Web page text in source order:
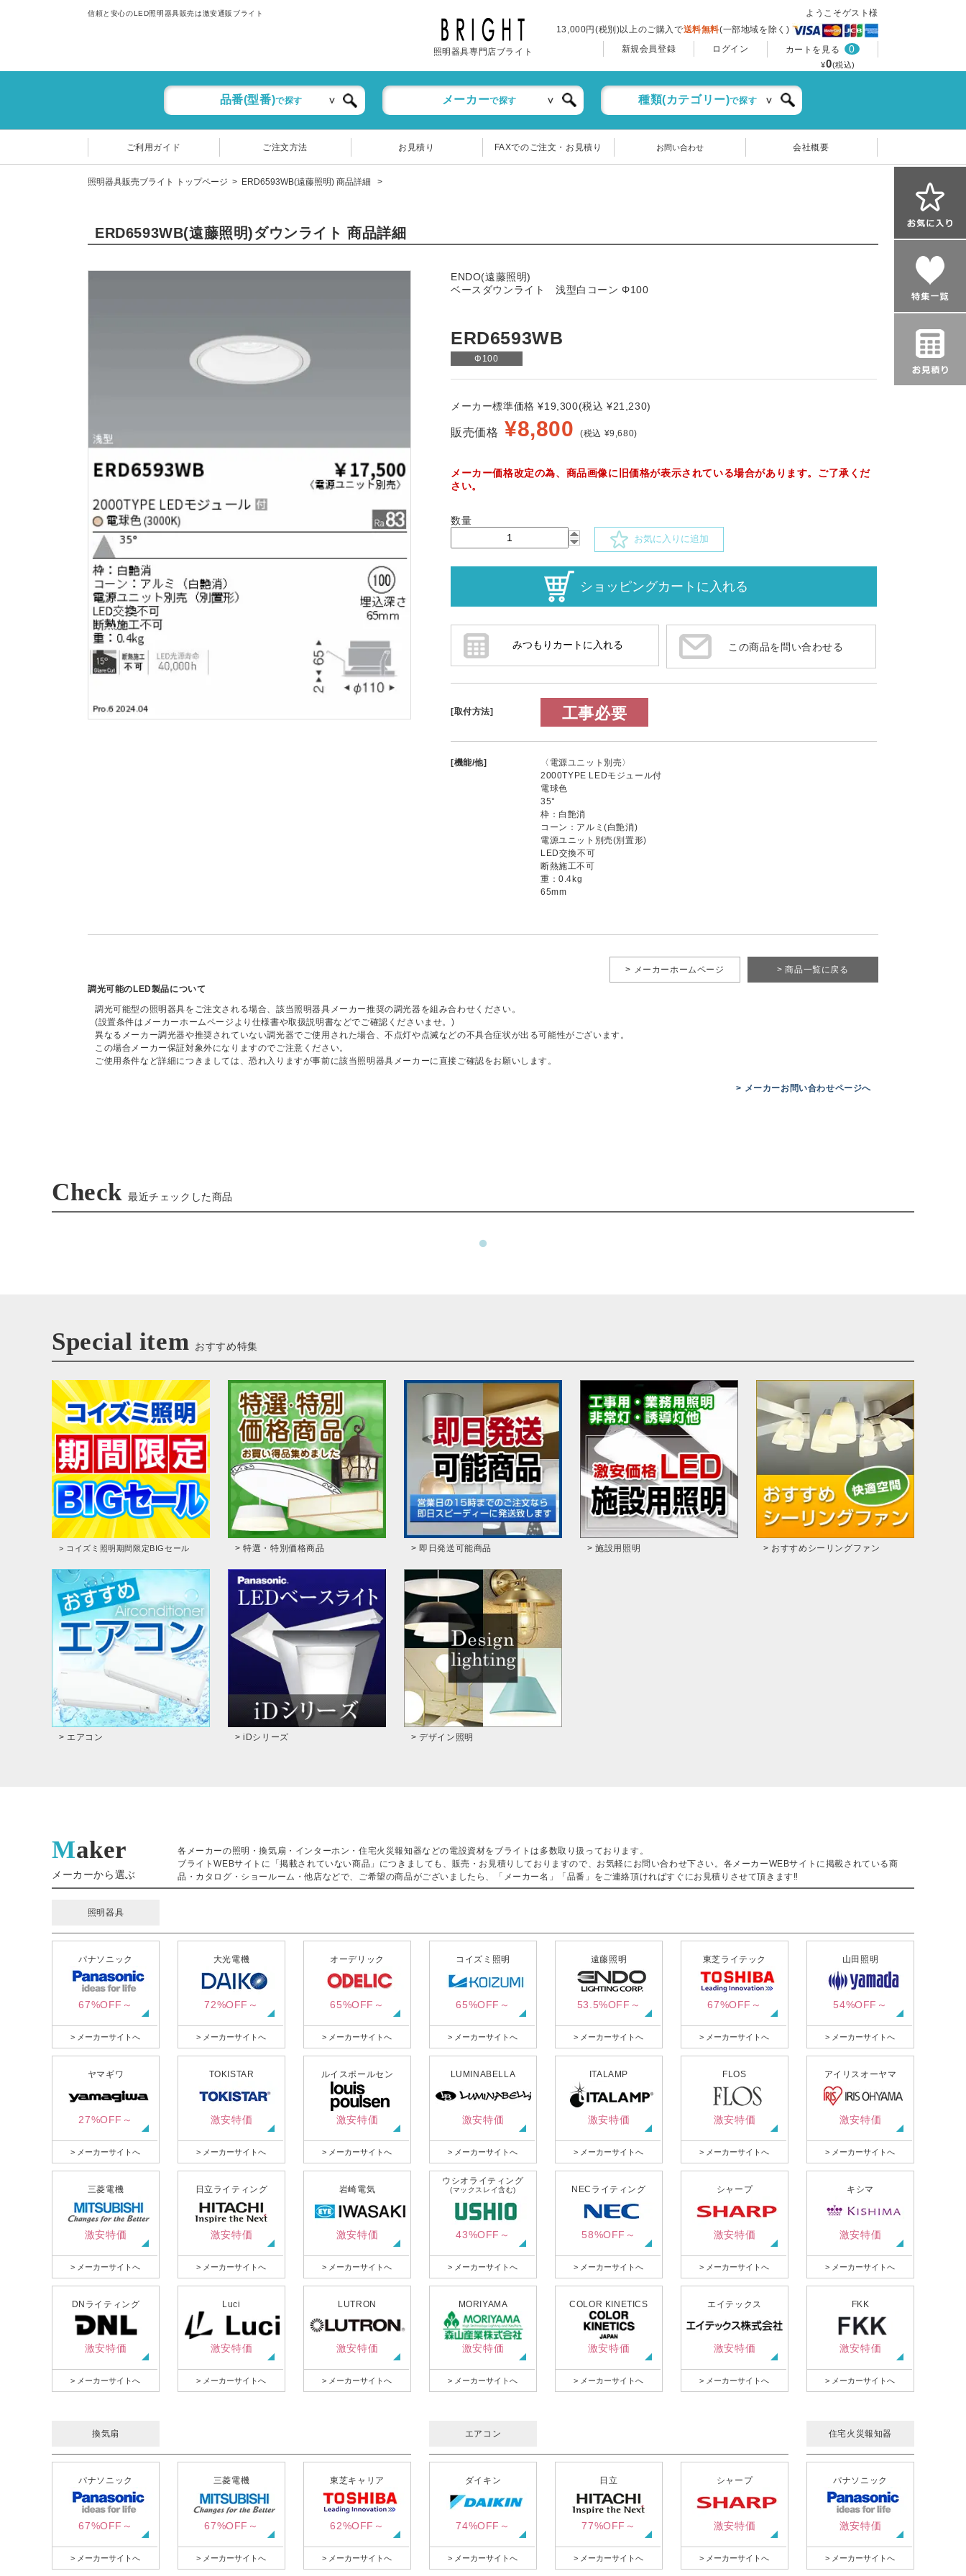
信頼と安心のLED照明器具販売は激安通販ブライト
照明器具専門店ブライト
ようこそゲスト様
13,000円(税別)以上のご購入で送料無料(一部地域を除く)
新規会員登録
ログイン カートを見る 0
¥0(税込)
品番(型番)で探す メーカーで探す 種類(カテゴリー)で探す
ご利用ガイド ご注文方法 お見積り FAXでのご注文・お見積り お問い合わせ 会社概要
照明器具販売ブライト トップページ ERD6593WB(遠藤照明) 商品詳細
ERD6593WB(遠藤照明)ダウンライト 商品詳細
ENDO(遠藤照明)
ベースダウンライト 浅型白コーン Φ100
ERD6593WB
Φ100
メーカー標準価格 ¥19,300(税込 ¥21,230)
販売価格 ¥8,800 (税込 ¥9,680)
メーカー価格改定の為、商品画像に旧価格が表示されている場合があります。ご了承くだ
さい。
数量
お気に入りに追加
この商品を問い合わせる
[取付方法] 工事必要
[機能/他]
〈電源ユニット別売〉
2000TYPE LEDモジュール付
電球色
35°
枠：白艶消
コーン：アルミ(白艶消)
電源ユニット別売(別置形)
LED交換不可
断熱施工不可
重：0.4kg
65mm
> 商品一覧に戻る
> メーカーホームページ
調光可能のLED製品について
調光可能型の照明器具をご注文される場合、該当照明器具メーカー推奨の調光器を組み合わせください。
(設置条件はメーカーホームページより仕様書や取扱説明書などでご確認くださいませ。)
異なるメーカー調光器や推奨されていない調光器でご使用された場合、不点灯や点滅などの不具合症状が出る可能性がございます。
この場合メーカー保証対象外になりますのでご注意ください。
ご使用条件など詳細につきましては、恐れ入りますが事前に該当照明器具メーカーに直接ご確認をお願いします。
> メーカーお問い合わせページへ
Check 最近チェックした商品
Special item おすすめ特集
> コイズミ照明期間限定BIGセール > 特選・特別価格商品 > 即日発送可能商品 > 施設用照明 > おすすめシーリングファン
> エアコン > iDシリーズ > デザイン照明
Maker
メーカーから選ぶ
各メーカーの照明・換気扇・インターホン・住宅火災報知器などの電設資材をブライトは多数取り扱っております。
ブライトWEBサイトに「掲載されていない商品」につきましても、販売・お見積りしておりますので、お気軽にお問い合わせ下さい。各メーカーWEBサイトに掲載されている商
品・カタログ・ショールーム・他店などで、ご希望の商品がございましたら、「メーカー名」「品番」をご連絡頂ければすぐにお見積りさせて頂きます‼
照明器具
パナソニック
67%OFF～
> メーカーサイトへ
大光電機
72%OFF～
> メーカーサイトへ
オーデリック
65%OFF～
> メーカーサイトへ
コイズミ照明
65%OFF～
> メーカーサイトへ
遠藤照明
53.5%OFF～
> メーカーサイトへ
東芝ライテック
67%OFF～
> メーカーサイトへ
山田照明
54%OFF～
> メーカーサイトへ
ヤマギワ
27%OFF～
> メーカーサイトへ
TOKISTAR
激安特価
> メーカーサイトへ
ルイスポールセン
激安特価
> メーカーサイトへ
LUMINABELLA
激安特価
> メーカーサイトへ
ITALAMP
激安特価
> メーカーサイトへ
FLOS
激安特価
> メーカーサイトへ
アイリスオーヤマ
激安特価
> メーカーサイトへ
三菱電機
激安特価
> メーカーサイトへ
日立ライティング
激安特価
> メーカーサイトへ
岩崎電気
激安特価
> メーカーサイトへ
ウシオライティング
(マックスレイ含む)
43%OFF～
> メーカーサイトへ
NECライティング
58%OFF～
> メーカーサイトへ
シャープ
激安特価
> メーカーサイトへ
キシマ
激安特価
> メーカーサイトへ
DNライティング
激安特価
> メーカーサイトへ
Luci
激安特価
> メーカーサイトへ
LUTRON
激安特価
> メーカーサイトへ
MORIYAMA
激安特価
> メーカーサイトへ
COLOR KINETICS
激安特価
> メーカーサイトへ
エイテックス
激安特価
> メーカーサイトへ
FKK
激安特価
> メーカーサイトへ
換気扇 エアコン 住宅火災報知器
パナソニック
67%OFF～
> メーカーサイトへ
三菱電機
67%OFF～
> メーカーサイトへ
東芝キャリア
62%OFF～
> メーカーサイトへ
ダイキン
74%OFF～
> メーカーサイトへ
日立
77%OFF～
> メーカーサイトへ
シャープ
激安特価
> メーカーサイトへ
パナソニック
激安特価
> メーカーサイトへ